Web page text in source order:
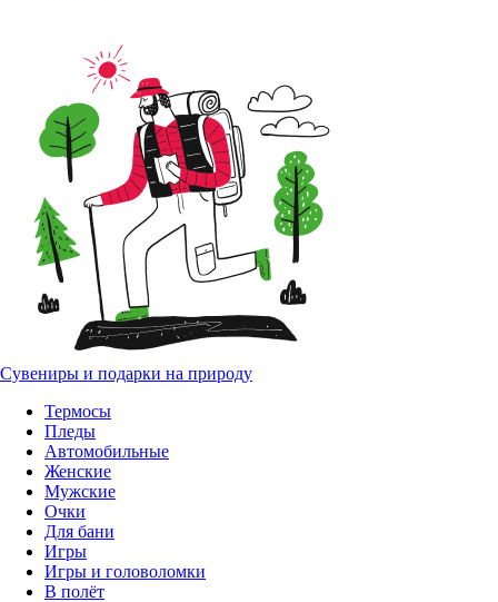
Сувениры и подарки на природу
Термосы
Пледы
Автомобильные
Женские
Мужские
Очки
Для бани
Игры
Игры и головоломки
В полёт